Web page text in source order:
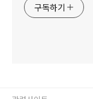
구독하기